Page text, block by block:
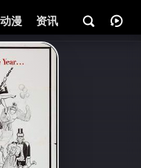
动漫 资讯